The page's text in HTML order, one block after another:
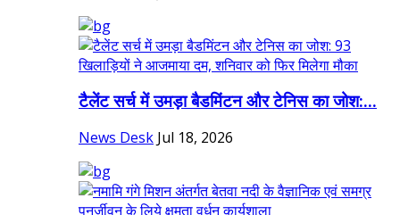
टैलेंट सर्च में उमड़ा बैडमिंटन और टेनिस का जोश:...
News Desk Jul 18, 2026